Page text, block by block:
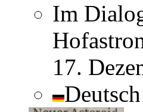
Im
17.
Deutsch